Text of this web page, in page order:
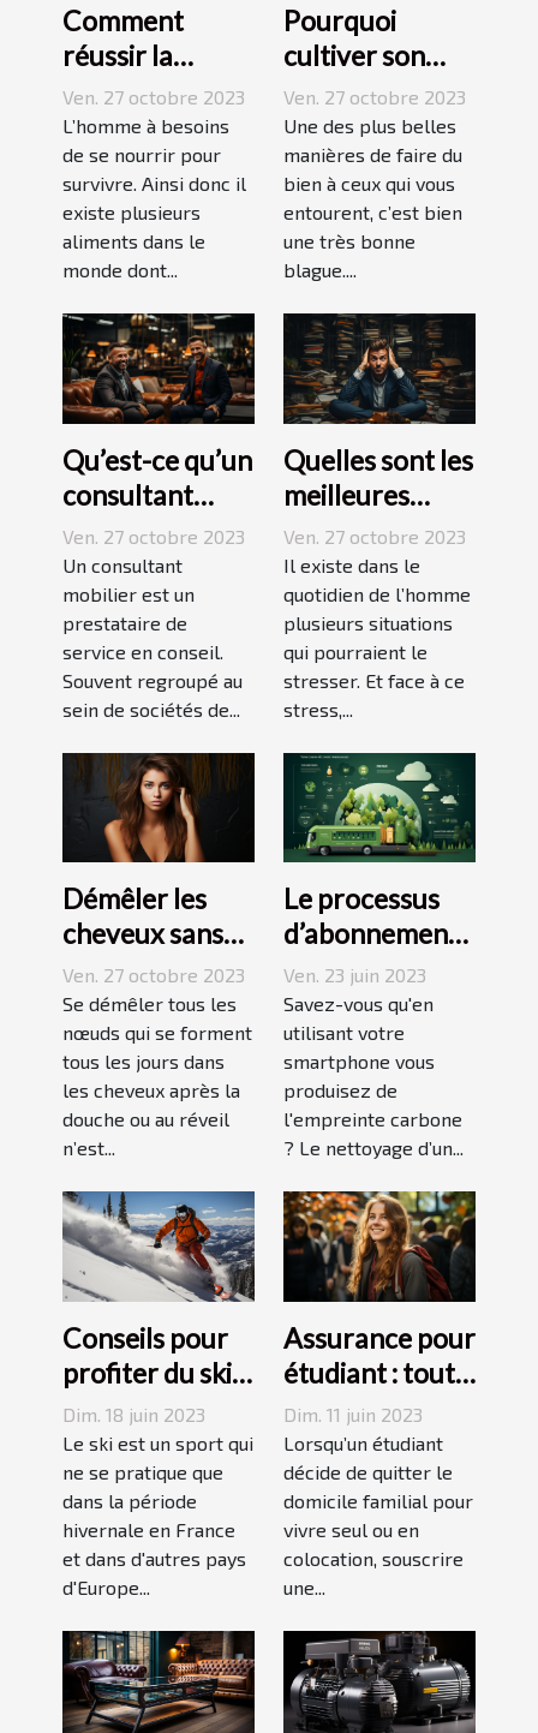
Comment
réussir la
préparation du
riz ?
Ven. 27 octobre 2023
L’homme à besoins
de se nourrir pour
survivre. Ainsi donc il
existe plusieurs
aliments dans le
monde dont...
Pourquoi
cultiver son
esprit
humoristique ?
Ven. 27 octobre 2023
Une des plus belles
manières de faire du
bien à ceux qui vous
entourent, c’est bien
une très bonne
blague....
Qu’est-ce qu’un
consultant
mobilier ?
Ven. 27 octobre 2023
Un consultant
mobilier est un
prestataire de
service en conseil.
Souvent regroupé au
sein de sociétés de...
Quelles sont les
meilleures
techniques
pour vaincre le
stress ?
Ven. 27 octobre 2023
Il existe dans le
quotidien de l’homme
plusieurs situations
qui pourraient le
stresser. Et face à ce
stress,...
Démêler les
cheveux sans
difficulté et
sans douleur :
comment s’y
prendre ?
Ven. 27 octobre 2023
Se démêler tous les
nœuds qui se forment
tous les jours dans
les cheveux après la
douche ou au réveil
n’est...
Le processus
d’abonnement
et de réduction
de votre
empreinte
carbone avec
un forfait
mobile
Ven. 23 juin 2023
Savez-vous qu'en
utilisant votre
smartphone vous
produisez de
l'empreinte carbone
? Le nettoyage d’un...
Conseils pour
profiter du ski
en juin, juillet,
août ou
septembre
Dim. 18 juin 2023
Le ski est un sport qui
ne se pratique que
dans la période
hivernale en France
et dans d'autres pays
d'Europe...
Assurance pour
étudiant : tout
ce qu’il faut
savoir avant de
choisir
Dim. 11 juin 2023
Lorsqu’un étudiant
décide de quitter le
domicile familial pour
vivre seul ou en
colocation, souscrire
une...